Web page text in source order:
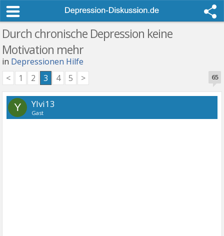
Durch chronische Depression keine
Motivation mehr
in Depressionen Hilfe
65
< 1 2 3 4 5 >
Y Ylvi13
Gast